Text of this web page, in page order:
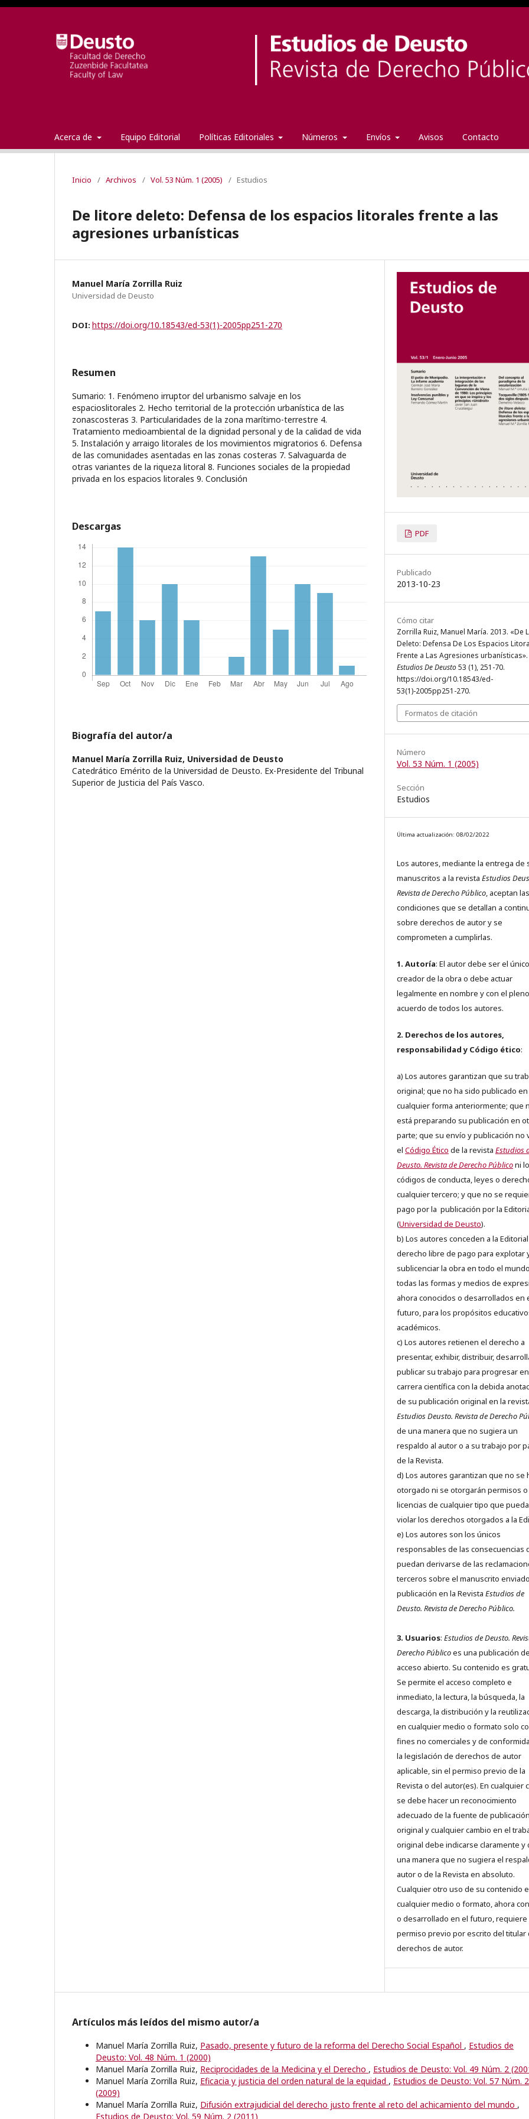
Acerca de Equipo Editorial Políticas Editoriales Números Envíos Avisos Contacto
Inicio / Archivos / Vol. 53 Núm. 1 (2005) / Estudios
De litore deleto: Defensa de los espacios litorales frente a las
agresiones urbanísticas
Manuel María Zorrilla Ruiz
Universidad de Deusto
DOI: https://doi.org/10.18543/ed-53(1)-2005pp251-270
Resumen
Sumario: 1. Fenómeno irruptor del urbanismo salvaje en los
espacioslitorales 2. Hecho territorial de la protección urbanística de las
zonascosteras 3. Particularidades de la zona marítimo-terrestre 4.
Tratamiento medioambiental de la dignidad personal y de la calidad de vida
5. Instalación y arraigo litorales de los movimientos migratorios 6. Defensa
de las comunidades asentadas en las zonas costeras 7. Salvaguarda de
otras variantes de la riqueza litoral 8. Funciones sociales de la propiedad
privada en los espacios litorales 9. Conclusión
Descargas
Biografía del autor/a
Manuel María Zorrilla Ruiz, Universidad de Deusto
Catedrático Emérito de la Universidad de Deusto. Ex-Presidente del Tribunal
Superior de Justicia del País Vasco.
PDF
Publicado
2013-10-23
Cómo citar
Zorrilla Ruiz, Manuel María. 2013. «De
Deleto: Defensa De Los Espacios
Frente a Las Agresiones urbanísticas».
Estudios De Deusto53 (1), 251-70.
https://doi.org/10.18543/ed-
53(1)-2005pp251-270.
Formatos de citación
Número
Vol. 53 Núm. 1 (2005)
Sección
Estudios
Última actualización: 08/02/2022
Los autores, mediante la entrega de
manuscritos a la revista Estudios
Revista de Derecho Público, aceptan las
condiciones que se detallan a
sobre derechos de autor y se
comprometen a cumplirlas.
1. Autoría: El autor debe ser el único
creador de la obra o debe actuar
legalmente en nombre y con el pleno
acuerdo de todos los autores.
2. Derechos de los autores,
responsabilidad y Código ético:
a) Los autores garantizan que su
original; que no ha sido publicado en
cualquier forma anteriormente; que
está preparando su publicación en
parte; que su envío y publicación no
el Código Ético de la revista Estudios
Deusto. Revista de Derecho Públiconi
códigos de conducta, leyes o
cualquier tercero; y que no se
pago por la publicación por la
(Universidad de Deusto).
b) Los autores conceden a la
derecho libre de pago para explotar
sublicenciar la obra en todo el
todas las formas y medios de
ahora conocidos o desarrollados en
futuro, para los propósitos
académicos.
c) Los autores retienen el derecho a
presentar, exhibir, distribuir,
publicar su trabajo para progresar
carrera científica con la debida
de su publicación original en la
Estudios Deusto. Revista de Derecho
de una manera que no sugiera un
respaldo al autor o a su trabajo por
de la Revista.
d) Los autores garantizan que no se
otorgado ni se otorgarán permisos o
licencias de cualquier tipo que
violar los derechos otorgados a la
e) Los autores son los únicos
responsables de las consecuencias
puedan derivarse de las
terceros sobre el manuscrito
publicación en la Revista Estudios de
Deusto. Revista de Derecho Público.
3. Usuarios: Estudios de Deusto.
Derecho Públicoes una publicación de
acceso abierto. Su contenido es
Se permite el acceso completo e
inmediato, la lectura, la búsqueda, la
descarga, la distribución y la
en cualquier medio o formato solo
fines no comerciales y de
la legislación de derechos de autor
aplicable, sin el permiso previo de la
Revista o del autor(es). En cualquier
se debe hacer un reconocimiento
adecuado de la fuente de publicación
original y cualquier cambio en el
original debe indicarse claramente y
una manera que no sugiera el
autor o de la Revista en absoluto.
Cualquier otro uso de su contenido
cualquier medio o formato, ahora
o desarrollado en el futuro, requiere
permiso previo por escrito del titular
derechos de autor.
Artículos más leídos del mismo autor/a
Manuel María Zorrilla Ruiz, Pasado, presente y futuro de la reforma del Derecho Social Español , Estudios de
Deusto: Vol. 48 Núm. 1 (2000)
Manuel María Zorrilla Ruiz, Reciprocidades de la Medicina y el Derecho , Estudios de Deusto: Vol. 49 Núm. 2
Manuel María Zorrilla Ruiz, Eficacia y justicia del orden natural de la equidad , Estudios de Deusto: Vol. 57 Núm. 2
(2009)
Manuel María Zorrilla Ruiz, Difusión extrajudicial del derecho justo frente al reto del achicamiento del mundo ,
Estudios de Deusto: Vol. 59 Núm. 2 (2011)